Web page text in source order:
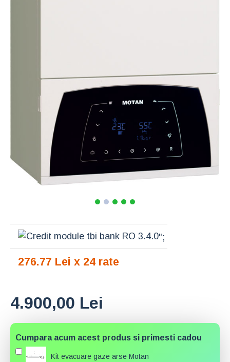
4.900,00 Lei
Cumpara acum acest produs si primesti cadou
Kit evacuare gaze arse Motan
";
276.77 Lei x 24 rate